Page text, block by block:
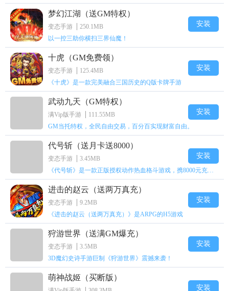
梦幻江湖（送GM特权）
变态手游
250.1MB
以一控三助你横扫三界仙魔！
安装
十虎（GM免费领）
变态手游
125.4MB
《十虎》是一款完美融合三国历史的Q版卡牌手游
安装
武动九天（GM特权）
满Vip版手游
111.55MB
GM当托特权，全民自由交易，百分百实现财富自由。
安装
代号斩（送月卡送8000）
变态手游
3.45MB
安装
进击的赵云（送两万真充）
变态手游
9.2MB
《进击的赵云（送两万真充）》是ARPG的H5游戏
安装
狩游世界（送满GM爆充）
变态手游
3.5MB
3D魔幻史诗手游巨制《狩游世界》震撼来袭！
安装
萌神战姬（买断版）
安装